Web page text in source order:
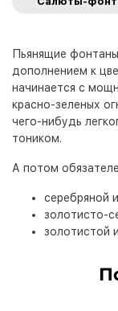
Пьянящие
дополнением к
начинается с
красно-зеленых
чего-нибудь
тоником.
А потом
серебряной
золотисто-
золотистой